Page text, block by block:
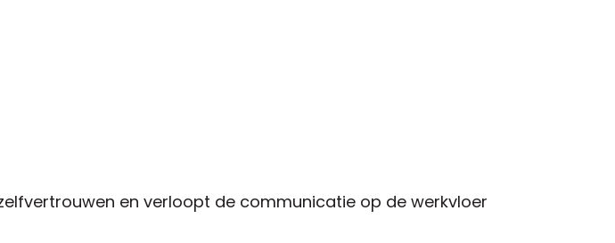
en verloopt de communicatie op de werkvloer